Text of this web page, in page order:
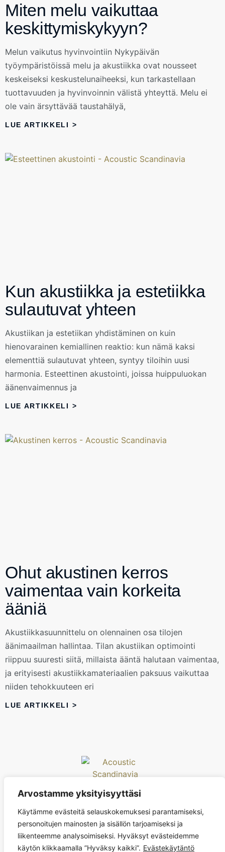
Arvostamme yksityisyyttäsi
Käytämme evästeitä selauskokemuksesi parantamiseksi,
personoitujen mainosten ja sisällön tarjoamiseksi ja
liikenteemme analysoimiseksi. Hyväksyt evästeidemme
käytön klikkaamalla ”Hyväksy kaikki”. Evästekäytäntö
Miten melu vaikuttaa
keskittymiskykyyn?
Melun vaikutus hyvinvointiin Nykypäivän
työympäristöissä melu ja akustiikka ovat nousseet
keskeiseksi keskustelunaiheeksi, kun tarkastellaan
tuottavuuden ja hyvinvoinnin välistä yhteyttä. Melu ei
ole vain ärsyttävää taustahälyä,
LUE ARTIKKELI >
Kun akustiikka ja estetiikka
sulautuvat yhteen
Akustiikan ja estetiikan yhdistäminen on kuin
hienovarainen kemiallinen reaktio: kun nämä kaksi
elementtiä sulautuvat yhteen, syntyy tiloihin uusi
harmonia. Esteettinen akustointi, joissa huippuluokan
äänenvaimennus ja
LUE ARTIKKELI >
Ohut akustinen kerros
vaimentaa vain korkeita
ääniä
Akustiikkasuunnittelu on olennainen osa tilojen
äänimaailman hallintaa. Tilan akustiikan optimointi
riippuu suuresti siitä, millaista ääntä halutaan vaimentaa,
ja erityisesti akustiikkamateriaalien paksuus vaikuttaa
niiden tehokkuuteen eri
LUE ARTIKKELI >
Acoustic Scandinavia Oy
acoustic@acoustic-scandinavia.com
+358 44 294 8711